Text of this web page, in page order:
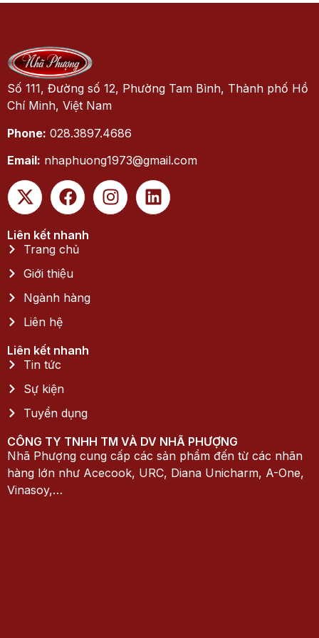
Số 111, Đường số 12, Phường Tam Bình, Thành phố Hồ
Chí Minh, Việt Nam
Phone: 028.3897.4686
Email: nhaphuong1973@gmail.com
Liên kết nhanh
Trang chủ
Giới thiệu
Ngành hàng
Liên hệ
Liên kết nhanh
Tin tức
Sự kiện
Tuyển dụng
CÔNG TY TNHH TM VÀ DV NHÃ PHƯỢNG
Nhã Phượng cung cấp các sản phẩm đến từ các nhãn
hàng lớn như Acecook, URC, Diana Unicharm, A-One,
Vinasoy,…